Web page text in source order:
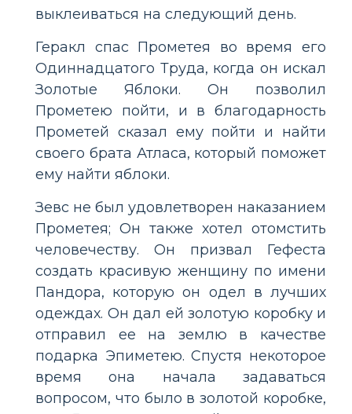
выклеиваться на следующий день.
Геракл спас Прометея во время его
Одиннадцатого Труда, когда он искал
Золотые Яблоки. Он позволил
Прометею пойти, и в благодарность
Прометей сказал ему пойти и найти
своего брата Атласа, который поможет
ему найти яблоки.
Зевс не был удовлетворен наказанием
Прометея; Он также хотел отомстить
человечеству. Он призвал Гефеста
создать красивую женщину по имени
Пандора, которую он одел в лучших
одеждах. Он дал ей золотую коробку и
отправил ее на землю в качестве
подарка Эпиметею. Спустя некоторое
время она начала задаваться
вопросом, что было в золотой коробке,